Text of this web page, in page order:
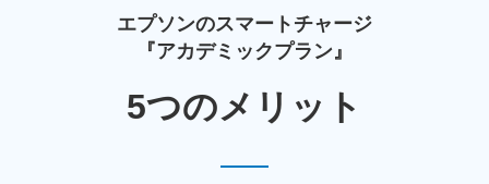
エプソンのスマートチャージ
『アカデミックプラン』
5つのメリット